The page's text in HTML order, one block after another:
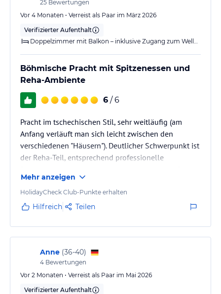
Große Vergangenheit, behutsam in die Gegenwart übersetzt.
Stilvoll und doch modern, gediegen und doch behaglich. Und
Sie das entspannte Ambiente klassischer Epochen. Denn Wellness
beginnt schon beim Wohnen.
Zum Beispiel in unseren allgemeinen Bereichen:
* Restaurant mit großem Saal und mehreren kleinen Kabinetten
* Rosensaal Hotel-Bar
* große Sonnenterrasse
* Alexandra-Park
* Liegewiese
Hoteliers-/Veranstalter-/Kataloginformationen. Alle Angaben
ohne Gewähr und ohne Prüfung durch HolidayCheck. Bitte
lies vor der Buchung die verbindlichen
jeweiligen Veranstalters.
25 Bewertungen
Vor 4 Monaten • Verreist als Paar im März 2026
Verifizierter Aufenthalt
Böhmische Pracht mit Spitzenessen und
Reha-Ambiente
6 / 6
Pracht im tschechischen Stil, sehr weitläufig (am
Anfang verläuft man sich leicht zwischen den
verschiedenen "Häusern"). Deutlicher Schwerpunkt ist
der Reha-Teil, entsprechend professionelle
Mehr anzeigen
HolidayCheck Club-Punkte erhalten
Hilfreich Teilen
Anne (36-40)
4 Bewertungen
Vor 2 Monaten • Verreist als Paar im Mai 2026
Verifizierter Aufenthalt